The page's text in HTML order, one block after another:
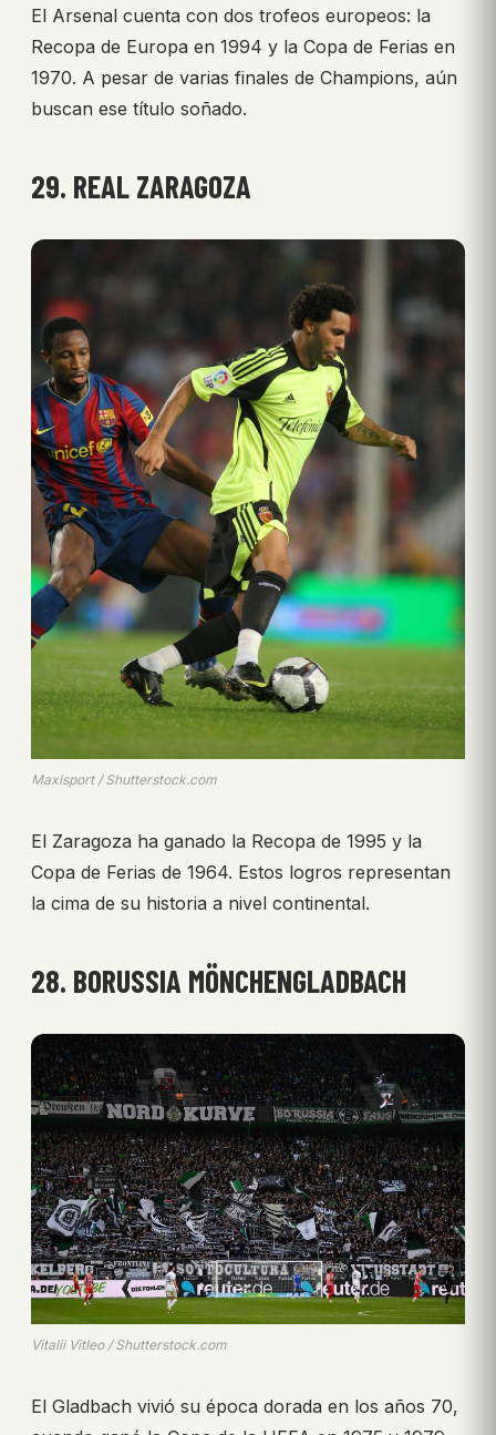
El Arsenal cuenta con dos trofeos europeos: la
Recopa de Europa en 1994 y la Copa de Ferias en
1970. A pesar de varias finales de Champions, aún
buscan ese título soñado.
29. REAL ZARAGOZA
Maxisport / Shutterstock.com
El Zaragoza ha ganado la Recopa de 1995 y la
Copa de Ferias de 1964. Estos logros representan
la cima de su historia a nivel continental.
28. BORUSSIA MÖNCHENGLADBACH
Vitalii Vitleo / Shutterstock.com
El Gladbach vivió su época dorada en los años 70,